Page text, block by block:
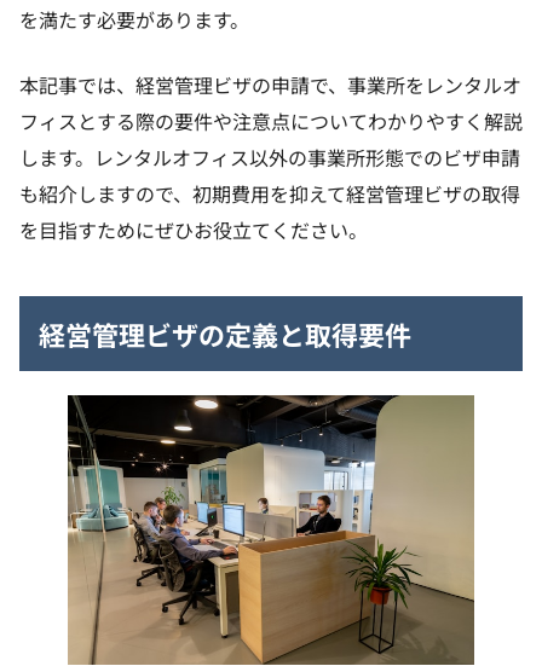
を満たす必要があります。
本記事では、経営管理ビザの申請で、事業所をレンタルオ
フィスとする際の要件や注意点についてわかりやすく解説
します。レンタルオフィス以外の事業所形態でのビザ申請
も紹介しますので、初期費用を抑えて経営管理ビザの取得
を目指すためにぜひお役立てください。
経営管理ビザの定義と取得要件